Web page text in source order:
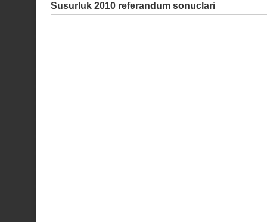
Susurluk 2010 referandum sonuclari